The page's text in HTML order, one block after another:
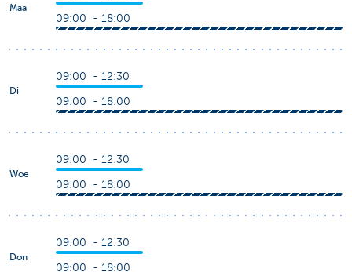
Maa
09:00 - 18:00
Di
09:00 - 12:30
09:00 - 18:00
Woe
09:00 - 12:30
09:00 - 18:00
Don
09:00 - 12:30
09:00 - 18:00